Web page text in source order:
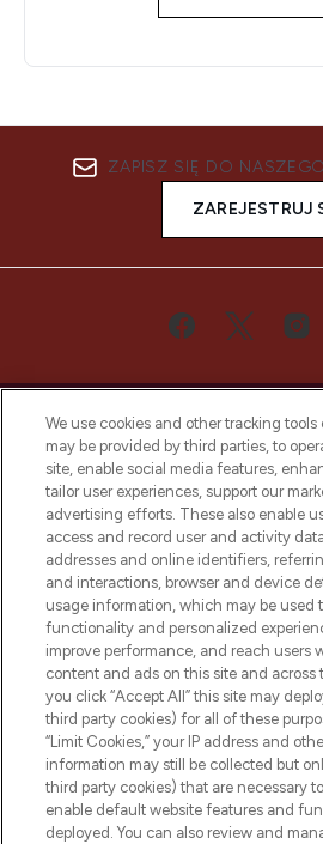
ZAPISZ SIĘ DO
ZAREJESTRUJ
Bądź pierwszą osobą,
najnowszych produktach,
uznanych marek,
otrzyma ekskluzywne
z Sunday
Zgoda na pliki
Do Not Sell or Share
Information
POMOC &
WAŻNE
We use cookies and other tracking
may be provided by third parties, to
site, enable social media features,
tailor user experiences, support our
advertising efforts. These also enable
access and record user and activity
addresses and online identifiers,
and interactions, browser and device
usage information, which may be used
functionality and personalized
improve performance, and reach users
content and ads on this site and across
you click “Accept All” this site may
third party cookies) for all of these
“Limit Cookies,” your IP address and
information may still be collected but
third party cookies) that are necessary
enable default website features and
deployed. You can also review and